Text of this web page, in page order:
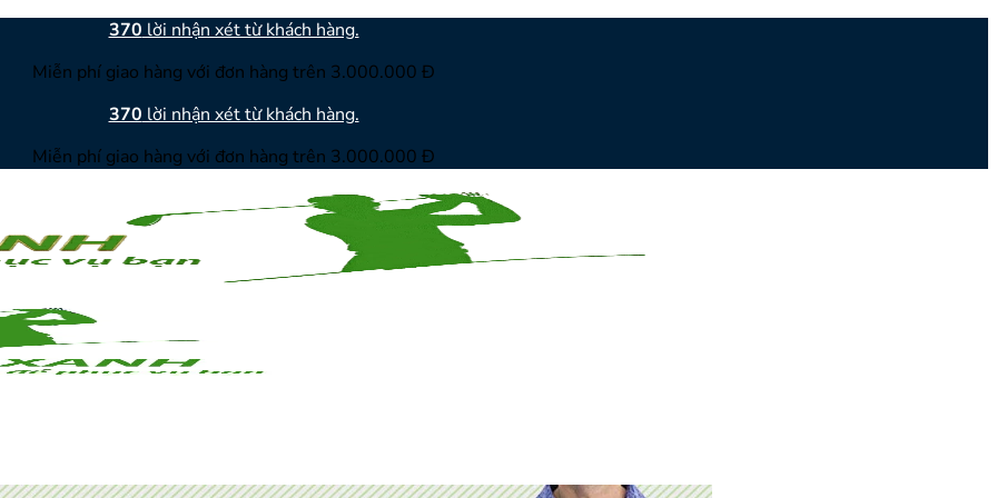
370 lời nhận xét từ khách hàng.
Miễn phí giao hàng với đơn hàng trên 3.000.000 Đ
370 lời nhận xét từ khách hàng.
Miễn phí giao hàng với đơn hàng trên 3.000.000 Đ